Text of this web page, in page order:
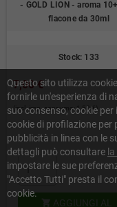
- GOLD LION - aroma
flacone da 30ml
Stock: 133
7,00 €
(incl. imp. consumo: 1,52 €)
 AGGIUNGI AL
Questo sito utilizza
fornirle un'esperienza di
suo consenso, cookie
cookie di profilazione per
pubblicità in linea con le
dettagli può consultare
impostare le sue
"Accetto Tutti" presta il
cookie.